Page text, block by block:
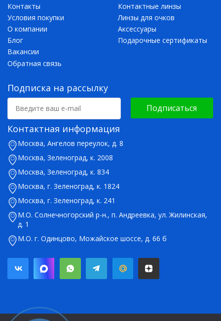
Контакты
Условия покупки
О компании
Блог
Вакансии
Обратная связь
Контактные линзы
Линзы для очков
Аксессуары
Подарочные сертификаты
Подписка на рассылку
Подписаться
Контактная информация
Москва, Ангелов переулок, д. 8
Москва, Зеленоград, к. 2008
Москва, Зеленоград, к. 834
Москва, г. Зеленоград, к. 1824
Москва, г. Зеленоград, к. 241
М.О. Солнечногорский р-н., п. Андреевка, ул. Жилинская,
д. 1
М.О. г. Одинцово, Можайское шоссе, д. 66 б